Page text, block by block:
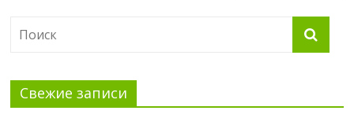
Свежие записи